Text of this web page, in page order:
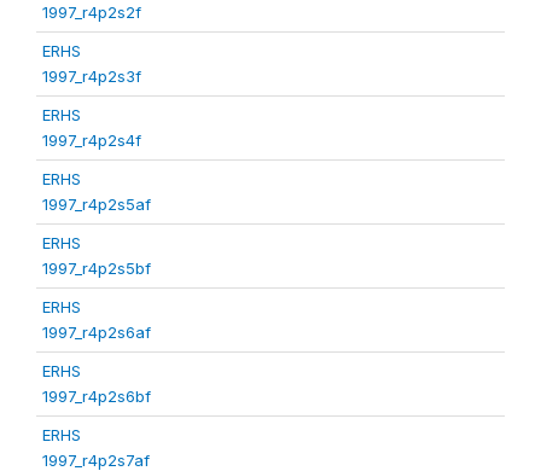
1997_r4p2s2f
ERHS
1997_r4p2s3f
ERHS
1997_r4p2s4f
ERHS
1997_r4p2s5af
ERHS
1997_r4p2s5bf
ERHS
1997_r4p2s6af
ERHS
1997_r4p2s6bf
ERHS
1997_r4p2s7af